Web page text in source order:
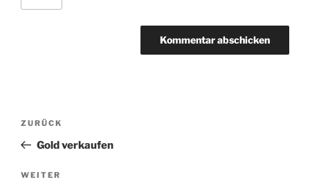
Beitragsnavigation
Vorheriger
Beitrag
ZURÜCK
Gold verkaufen
Nächster
WEITER